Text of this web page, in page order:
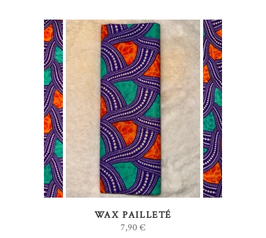
AJOUTER AU PANIER
WAX PAILLETÉ
7,90€